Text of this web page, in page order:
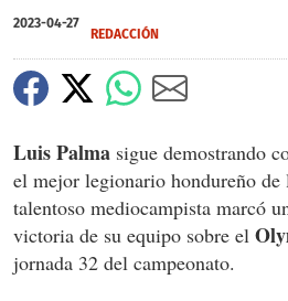
2023-04-27
REDACCIÓN
Luis Palma sigue demostrando
el mejor legionario hondureño
talentoso mediocampista marcó
victoria de su equipo sobre el
jornada 32 del campeonato.